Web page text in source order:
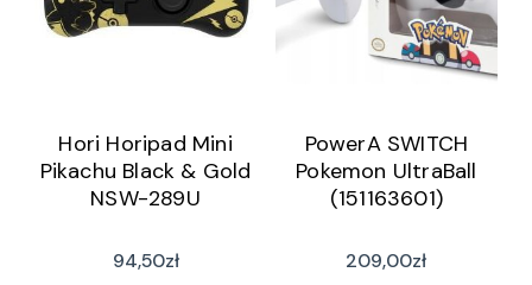
Hori Horipad Mini
Pikachu Black & Gold
NSW-289U
94,50zł
PowerA SWITCH
Pokemon UltraBall
(151163601)
209,00zł